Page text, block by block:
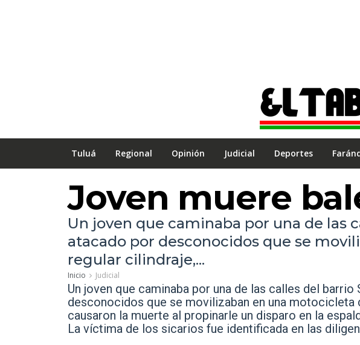
Tuluá Regional Opinión Judicial Deportes
Joven muere
Un joven que caminaba por una de las
atacado por desconocidos que se
regular cilindraje,...
Inicio Judicial
Un joven que caminaba por una de las calles del
desconocidos que se movilizaban en una motocicleta
causaron la muerte al propinarle un disparo en la
La víctima de los sicarios fue identificada en las